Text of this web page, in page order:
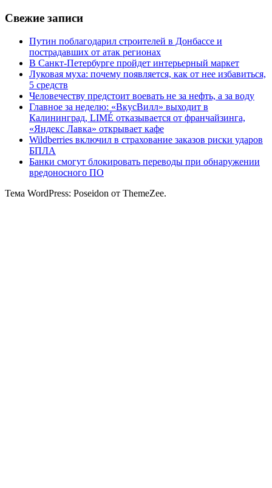
Свежие записи
Путин поблагодарил строителей в Донбассе и
пострадавших от атак регионах
В Санкт-Петербурге пройдет интерьерный маркет
Луковая муха: почему появляется, как от нее избавиться,
5 средств
Человечеству предстоит воевать не за нефть, а за воду
Главное за неделю: «ВкусВилл» выходит в
Калининград, LIMÉ отказывается от франчайзинга,
«Яндекс Лавка» открывает кафе
Wildberries включил в страхование заказов риски ударов
БПЛА
Банки смогут блокировать переводы при обнаружении
вредоносного ПО
Тема WordPress: Poseidon от ThemeZee.